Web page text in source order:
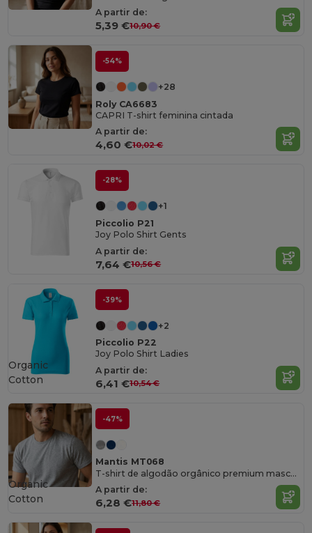
A partir de:
5,39 €10,90 €
-54%
+28
Roly CA6683
CAPRI T-shirt feminina cintada
A partir de:
4,60 €10,02 €
-28%
+1
Piccolio P21
Joy Polo Shirt Gents
A partir de:
7,64 €10,56 €
-39%
+2
Piccolio P22
Joy Polo Shirt Ladies
A partir de:
6,41 €10,54 €
Organic
Cotton
-47%
Mantis MT068
T-shirt de algodão orgânico premium masculino
A partir de:
6,28 €11,80 €
Organic
Cotton